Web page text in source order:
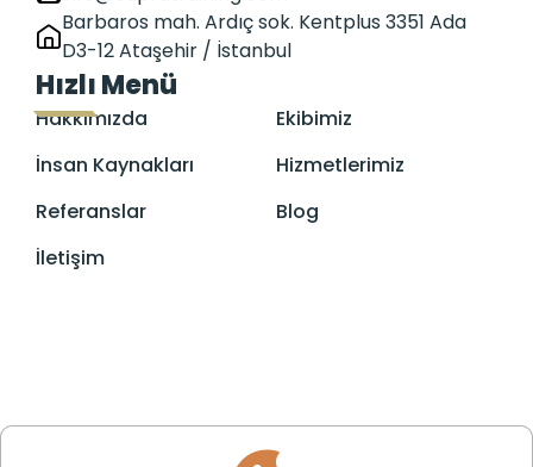
Barbaros mah. Ardıç sok. Kentplus 3351 Ada
D3-12 Ataşehir / İstanbul
Hızlı Menü
Hakkımızda
Ekibimiz
İnsan Kaynakları
Hizmetlerimiz
Referanslar
Blog
İletişim